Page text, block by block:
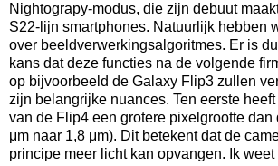
Nightograpy-modus, die zijn debuut
S22-lijn smartphones. Natuurlijk hebben
over beeldverwerkingsalgoritmes. Er is
kans dat deze functies na de volgende
op bijvoorbeeld de Galaxy Flip3 zullen
zijn belangrijke nuances. Ten eerste
van de Flip4 een grotere pixelgrootte dan
μm naar 1,8 μm). Dit betekent dat de
principe meer licht kan opvangen. Ik weet